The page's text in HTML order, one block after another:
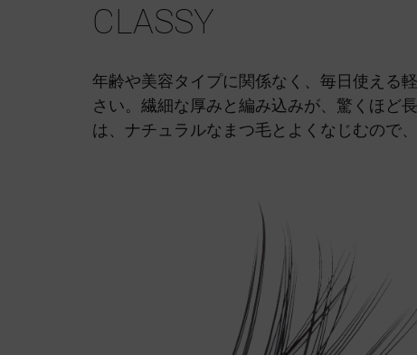
CLASSY
年齢や美容タイプに関係なく、毎日使える
さい。繊細な厚みと編み込みが、驚くほど
は、ナチュラルなまつ毛とよくなじむので